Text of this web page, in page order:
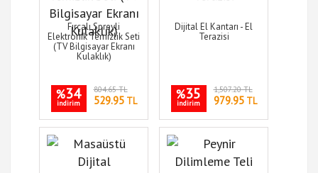
Fırçalı Spreyli
Elektronik Temizlik Seti
(TV Bilgisayar Ekranı
Kulaklık)
%34
indirim
804.65 TL
529.95TL
Dijital El Kantarı - El
Terazisi
%35
indirim
1,507.20 TL
979.95TL